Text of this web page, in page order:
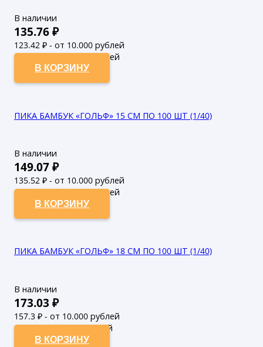
В наличии
135.76₽
123.42 ₽ - от 10.000 рублей
112.2₽ - от 50.000 рублей
В КОРЗИНУ
ПИКА БАМБУК «ГОЛЬФ» 15 СМ ПО 100 ШТ (1/40)
В наличии
149.07₽
135.52 ₽ - от 10.000 рублей
123.2₽ - от 50.000 рублей
В КОРЗИНУ
ПИКА БАМБУК «ГОЛЬФ» 18 СМ ПО 100 ШТ (1/40)
В наличии
173.03 ₽
157.3 ₽ - от 10.000 рублей
143₽ - от 50.000 рублей
В КОРЗИНУ